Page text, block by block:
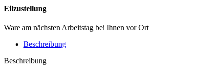
Eilzustellung
Ware am nächsten Arbeitstag bei Ihnen vor Ort
Beschreibung
Beschreibung